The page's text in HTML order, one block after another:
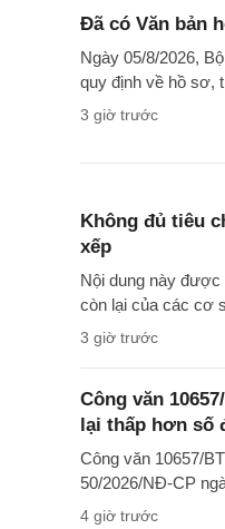
Đã có Văn bản
Ngày 05/8/2026,
quy định về hồ sơ,
3 giờ trước
Không đủ tiêu
xếp
Nội dung này
còn lại của các cơ
3 giờ trước
Công văn
lại thấp hơn số
Công văn 10657/
50/2026/NĐ-CP
4 giờ trước